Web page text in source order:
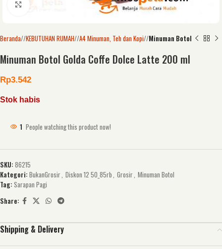
Beranda/ KEBUTUHAN RUMAH/ A4 Minuman, Teh dan Kopi/ Minuman Botol
Minuman Botol Golda Coffe Dolce Latte 200 ml
Rp3.542
Stok habis
1 People watching this product now!
SKU: 86215
Kategori: BukanGrosir, Diskon 12 50_85rb, Grosir, Minuman Botol
Tag: Sarapan Pagi
Share:
Shipping & Delivery